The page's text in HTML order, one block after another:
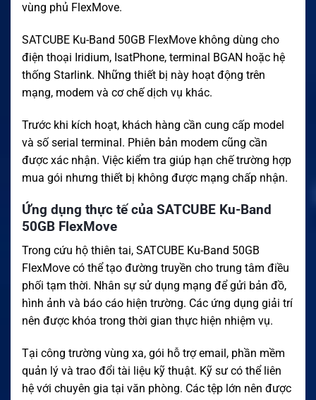
vùng phủ FlexMove.
SATCUBE Ku-Band 50GB FlexMove không dùng cho
điện thoại Iridium, IsatPhone, terminal BGAN hoặc hệ
thống Starlink. Những thiết bị này hoạt động trên
mạng, modem và cơ chế dịch vụ khác.
Trước khi kích hoạt, khách hàng cần cung cấp model
và số serial terminal. Phiên bản modem cũng cần
được xác nhận. Việc kiểm tra giúp hạn chế trường hợp
mua gói nhưng thiết bị không được mạng chấp nhận.
Ứng dụng thực tế của SATCUBE Ku-Band
50GB FlexMove
Trong cứu hộ thiên tai, SATCUBE Ku-Band 50GB
FlexMove có thể tạo đường truyền cho trung tâm điều
phối tạm thời. Nhân sự sử dụng mạng để gửi bản đồ,
hình ảnh và báo cáo hiện trường. Các ứng dụng giải trí
nên được khóa trong thời gian thực hiện nhiệm vụ.
Tại công trường vùng xa, gói hỗ trợ email, phần mềm
quản lý và trao đổi tài liệu kỹ thuật. Kỹ sư có thể liên
hệ với chuyên gia tại văn phòng. Các tệp lớn nên được